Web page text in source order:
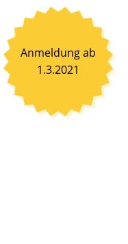
Anmeldung ab
1.3.2021